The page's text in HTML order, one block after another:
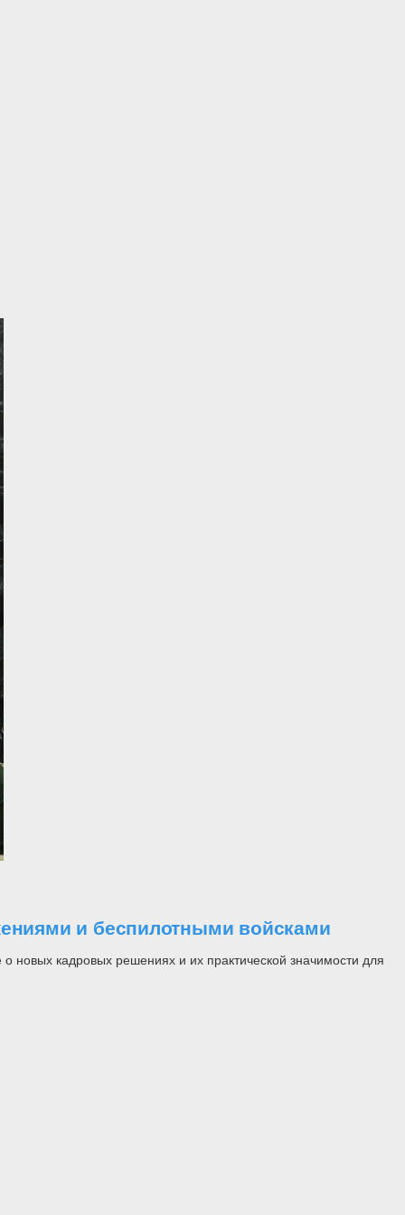
и беспилотными войсками
новых кадровых решениях и их практической значимости для